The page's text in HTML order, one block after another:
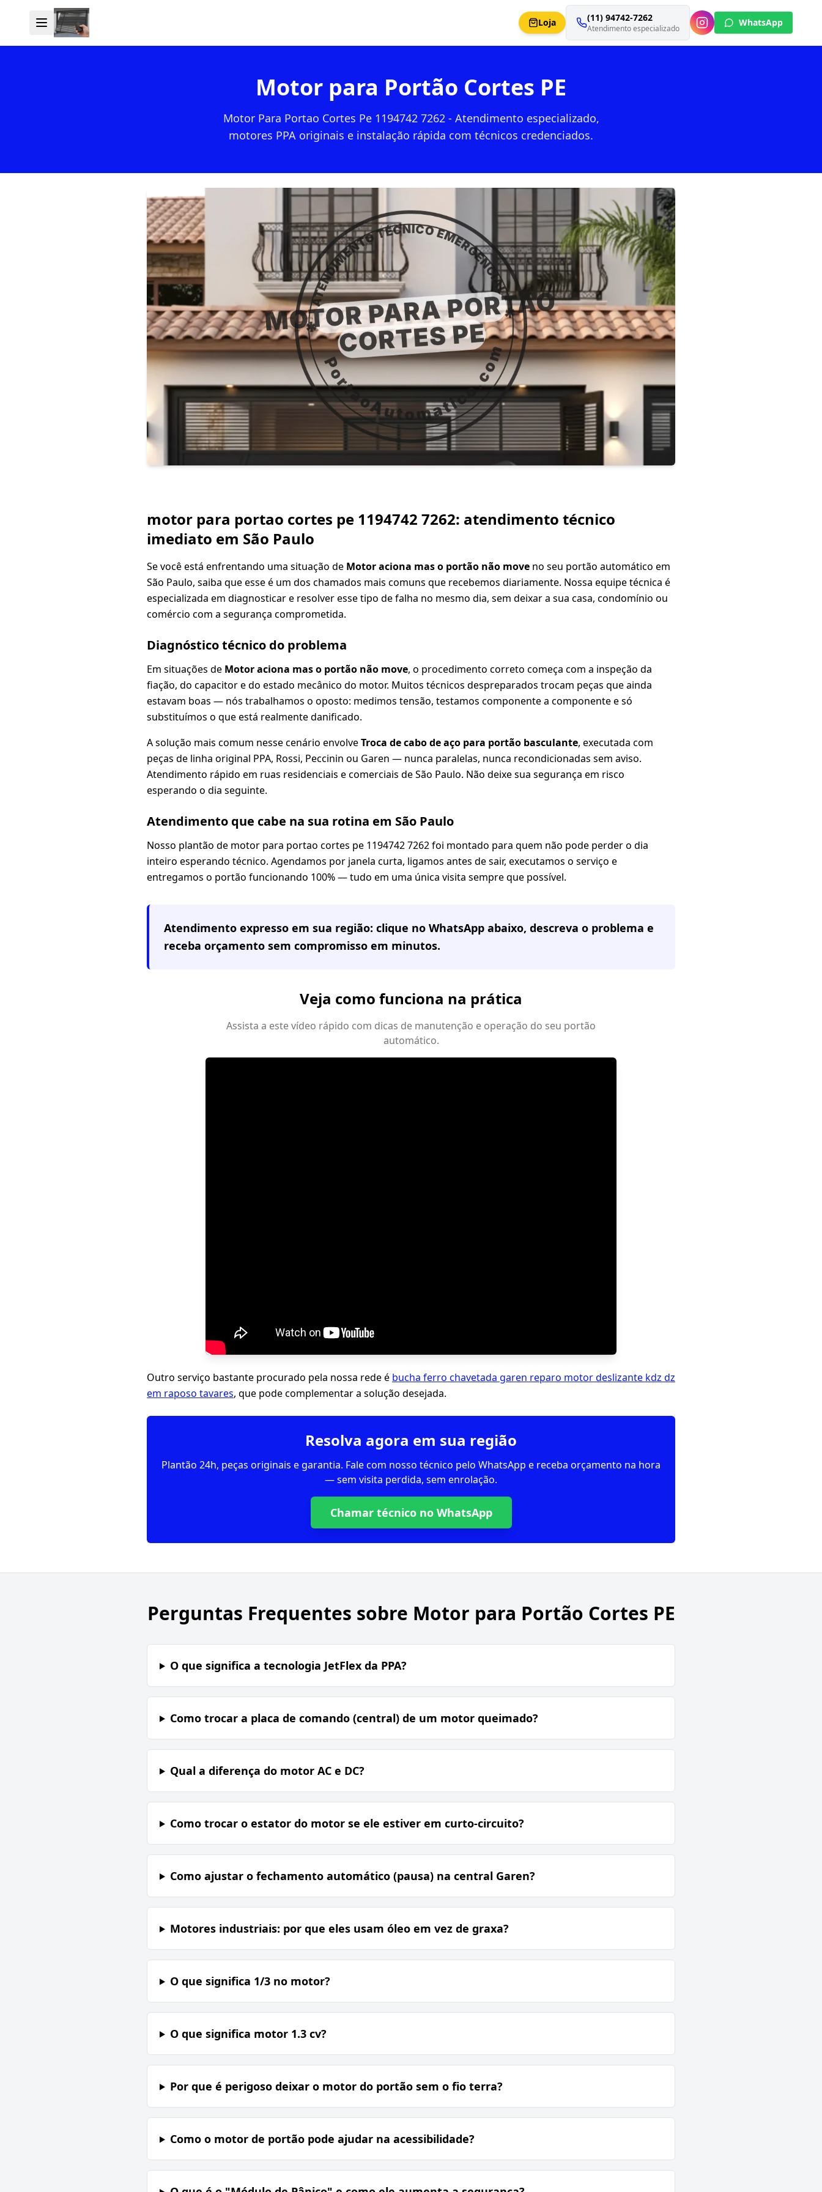
Loja (11) 94742-7262
Atendimento especializado
WhatsApp
Motor para Portão Cortes PE
Motor Para Portao Cortes Pe 1194742 7262 - Atendimento especializado,
motores PPA originais e instalação rápida com técnicos credenciados.
motor para portao cortes pe 1194742 7262: atendimento técnico
imediato em São Paulo
Se você está enfrentando uma situação de Motor aciona mas o portão não move no seu portão automático em
São Paulo, saiba que esse é um dos chamados mais comuns que recebemos diariamente. Nossa equipe técnica é
especializada em diagnosticar e resolver esse tipo de falha no mesmo dia, sem deixar a sua casa, condomínio ou
comércio com a segurança comprometida.
Diagnóstico técnico do problema
Em situações de Motor aciona mas o portão não move, o procedimento correto começa com a inspeção da
fiação, do capacitor e do estado mecânico do motor. Muitos técnicos despreparados trocam peças que ainda
estavam boas — nós trabalhamos o oposto: medimos tensão, testamos componente a componente e só
substituímos o que está realmente danificado.
A solução mais comum nesse cenário envolveTroca de cabo de aço para portão basculante, executada com
peças de linha original PPA, Rossi, Peccinin ou Garen — nunca paralelas, nunca recondicionadas sem aviso.
Atendimento rápido em ruas residenciais e comerciais de São Paulo. Não deixe sua segurança em risco
esperando o dia seguinte.
Atendimento que cabe na sua rotina em São Paulo
Nosso plantão de motor para portao cortes pe 1194742 7262 foi montado para quem não pode perder o dia
inteiro esperando técnico. Agendamos por janela curta, ligamos antes de sair, executamos o serviço e
entregamos o portão funcionando 100% — tudo em uma única visita sempre que possível.
Atendimento expresso em sua região: clique no WhatsApp abaixo, descreva o problema e
receba orçamento sem compromisso em minutos.
Veja como funciona na prática
Assista a este vídeo rápido com dicas de manutenção e operação do seu portão
automático.
Outro serviço bastante procurado pela nossa rede é bucha ferro chavetada garen reparo motor deslizante kdz dz
em raposo tavares, que pode complementar a solução desejada.
Resolva agora em sua região
Plantão 24h, peças originais e garantia. Fale com nosso técnico pelo WhatsApp e receba orçamento na hora
— sem visita perdida, sem enrolação.
Chamar técnico no WhatsApp
Perguntas Frequentes sobre Motor para Portão Cortes PE
O que significa a tecnologia JetFlex da PPA?
Como trocar a placa de comando (central) de um motor queimado?
Qual a diferença do motor AC e DC?
Como trocar o estator do motor se ele estiver em curto-circuito?
Como ajustar o fechamento automático (pausa) na central Garen?
Motores industriais: por que eles usam óleo em vez de graxa?
O que significa 1/3 no motor?
O que significa motor 1.3 cv?
Por que é perigoso deixar o motor do portão sem o fio terra?
Como o motor de portão pode ajudar na acessibilidade?